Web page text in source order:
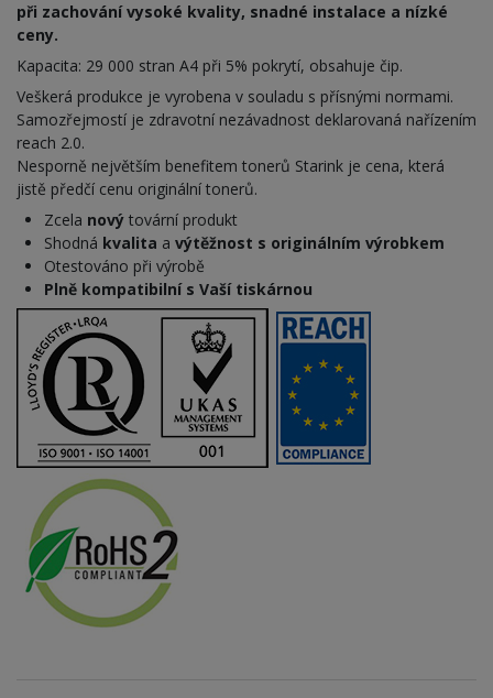
při zachování vysoké kvality, snadné instalace a nízké
ceny.
Kapacita: 29 000 stran A4 při 5% pokrytí, obsahuje čip.
Veškerá produkce je vyrobena v souladu s přísnými normami.
Samozřejmostí je zdravotní nezávadnost deklarovaná nařízením
reach 2.0.
Nesporně největším benefitem tonerů Starink je cena, která
jistě předčí cenu originální tonerů.
Zcela nový tovární produkt
Shodná kvalita a výtěžnost s originálním výrobkem
Otestováno při výrobě
Plně kompatibilní s Vaší tiskárnou